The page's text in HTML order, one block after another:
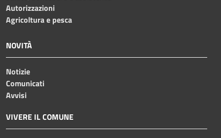
Autorizzazioni
Agricoltura e pesca
NOVITÀ
Notizie
Comunicati
Avvisi
VIVERE IL COMUNE